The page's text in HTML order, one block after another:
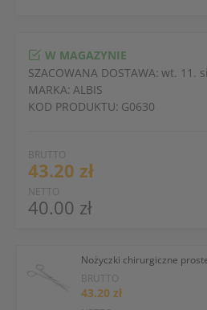
BRUTTO
43.20 zł
NETTO
40.00 zł
W MAGAZYNIE
SZACOWANA DOSTAWA: wt. 11.
MARKA: ALBIS
KOD PRODUKTU: G0630
Nożyczki chirurgiczne
BRUTTO
43.20 zł